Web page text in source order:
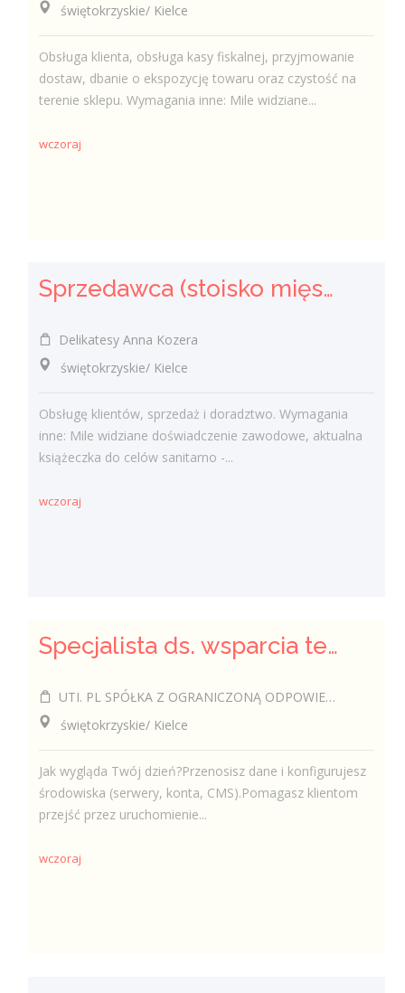
świętokrzyskie/ Kielce
Obsługa klienta, obsługa kasy fiskalnej, przyjmowanie
dostaw, dbanie o ekspozycję towaru oraz czystość na
terenie sklepu. Wymagania inne: Mile widziane...
wczoraj
Sprzedawca (stoisko mięsno- wędliniarskie) (k/m)
Delikatesy Anna Kozera
świętokrzyskie/ Kielce
Obsługę klientów, sprzedaż i doradztwo. Wymagania
inne: Mile widziane doświadczenie zawodowe, aktualna
książeczka do celów sanitarno -...
wczoraj
Specjalista ds. wsparcia technicznego (k/m/i)
UTI. PL SPÓŁKA Z OGRANICZONĄ ODPOWIEDZIALNOŚCIĄ
świętokrzyskie/ Kielce
Jak wygląda Twój dzień?Przenosisz dane i konfigurujesz
środowiska (serwery, konta, CMS).Pomagasz klientom
przejść przez uruchomienie...
wczoraj